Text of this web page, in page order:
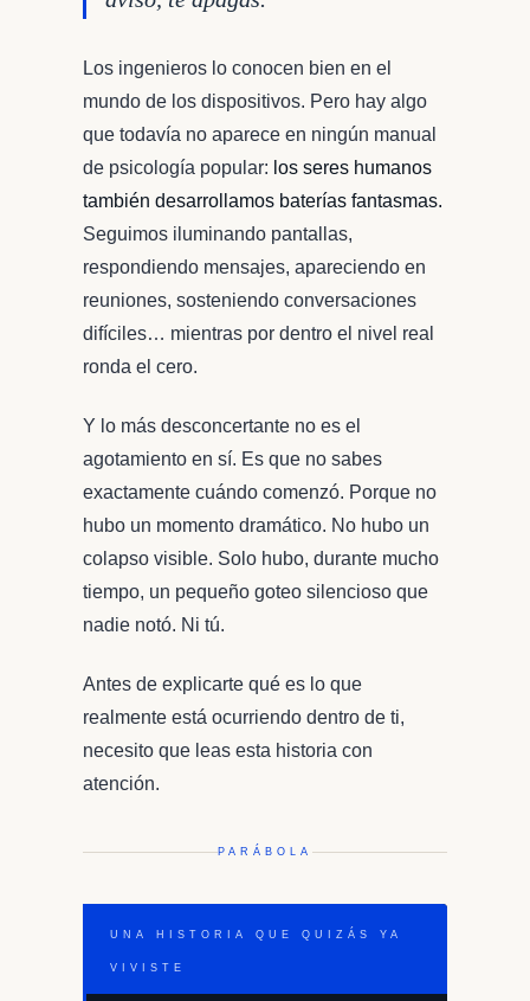
Los ingenieros lo conocen bien en el
mundo de los dispositivos. Pero hay algo
que todavía no aparece en ningún manual
de psicología popular: los seres humanos
también desarrollamos baterías fantasmas.
Seguimos iluminando pantallas,
respondiendo mensajes, apareciendo en
reuniones, sosteniendo conversaciones
difíciles… mientras por dentro el nivel real
ronda el cero.
Y lo más desconcertante no es el
agotamiento en sí. Es que no sabes
exactamente cuándo comenzó. Porque no
hubo un momento dramático. No hubo un
colapso visible. Solo hubo, durante mucho
tiempo, un pequeño goteo silencioso que
nadie notó. Ni tú.
Antes de explicarte qué es lo que
realmente está ocurriendo dentro de ti,
necesito que leas esta historia con
atención.
PARÁBOLA
UNA HISTORIA QUE QUIZÁS YA
VIVISTE